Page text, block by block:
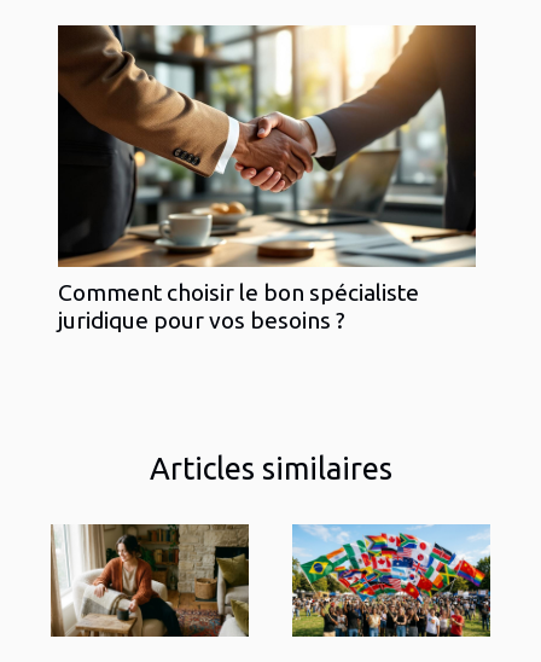
Comment choisir le bon spécialiste
juridique pour vos besoins ?
Articles similaires